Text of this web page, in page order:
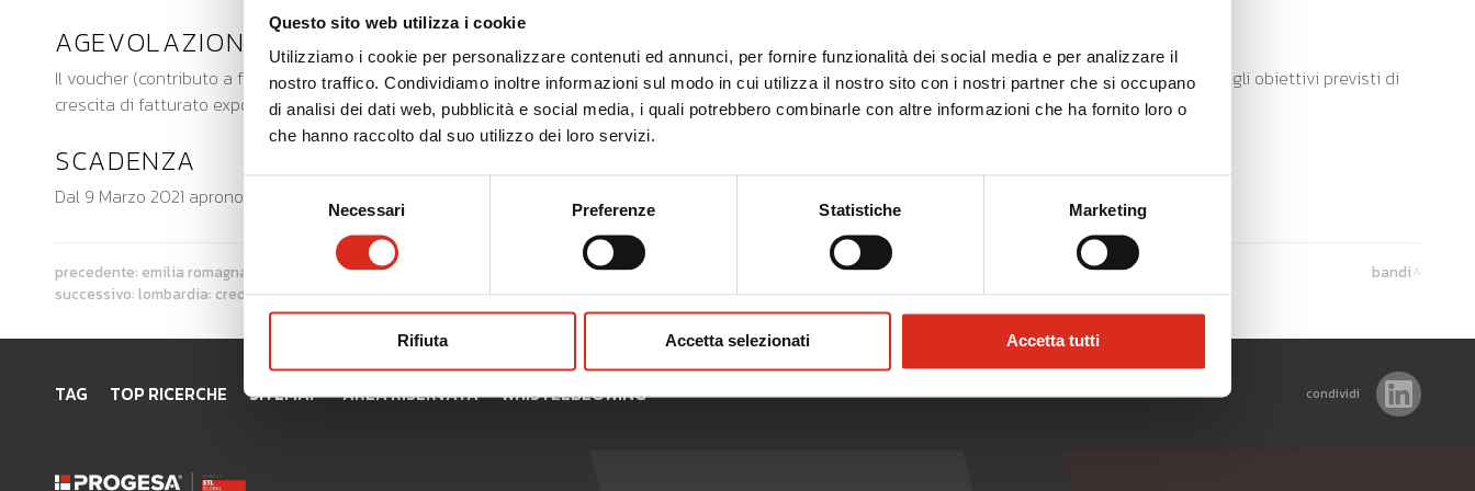
Questo sito web utilizza i cookie
Utilizziamo i cookie per personalizzare contenuti ed annunci, per fornire funzionalità dei social media e per analizzare il
nostro traffico. Condividiamo inoltre informazioni sul modo in cui utilizza il nostro sito con i nostri partner che si occupano
di analisi dei dati web, pubblicità e social media, i quali potrebbero combinarle con altre informazioni che ha fornito loro o
che hanno raccolto dal suo utilizzo dei loro servizi.
Necessari Preferenze Statistiche Marketing
Rifiuta Accetta selezionati Accetta tutti
AGEVOLAZIONE
Il voucher (contributo a fondo perduto sulla spesa di consulenza) previsto ammonta a 20.000 € per impresa e passa a 30.000 €, se vengono raggiunti gli obiettivi previsti di
crescita di fatturato export e di quota delle esportazioni sul fatturato totale.
SCADENZA
Dal 9 Marzo 2021 aprono i termini per la presentazione delle domande.
precedente: emilia romagna: progetti di promozione dell'export e per la partecipazione a eventi fieristici
successivo: lombardia: credito adesso evolution
bandi
TAG TOP RICERCHE SITEMAP AREA RISERVATA WHISTLEBLOWING condividi